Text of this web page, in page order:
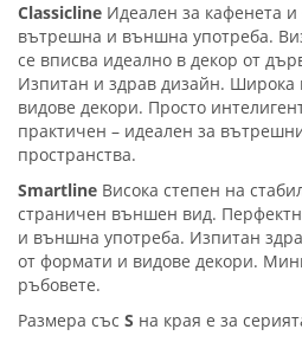
Classicline Идеален за кафенета
вътрешна и външна употреба.
се вписва идеално в декор от
Изпитан и здрав дизайн. Широка
видове декори. Просто
практичен – идеален за
пространства.
Smartline Висока степен на
страничен външен вид.
и външна употреба. Изпитан
от формати и видове декори.
ръбовете.
Размера със S на края е за